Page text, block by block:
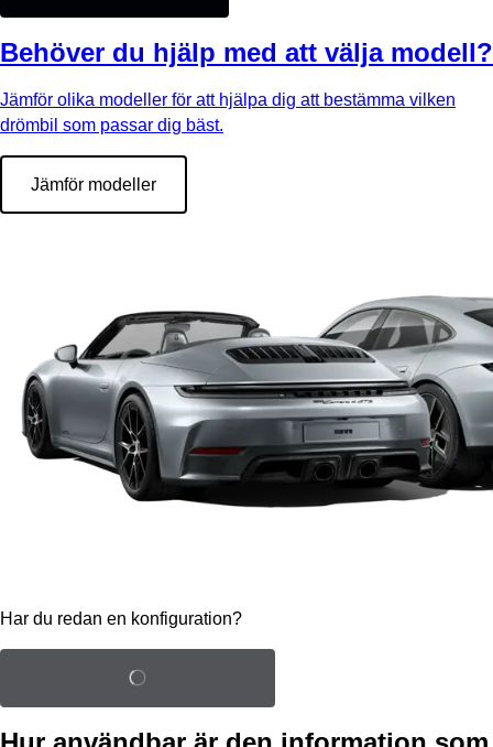
Behöver du hjälp med att välja modell?
Jämför olika modeller för att hjälpa dig att bestämma vilken
drömbil som passar dig bäst.
Jämför modeller
Har du redan en konfiguration?
Ladda sparad konfiguration